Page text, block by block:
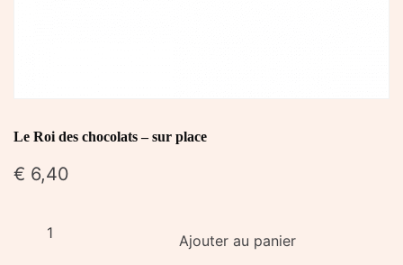
Le Roi des chocolats – sur place
€ 6,40
quantité
Ajouter au panier